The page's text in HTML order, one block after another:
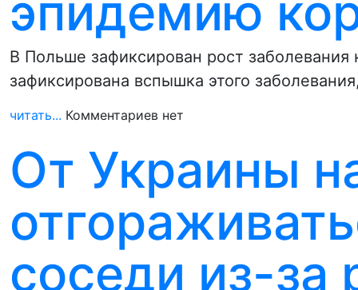
эпидемию
В Польше зафиксирован рост
зафиксирована вспышка этого
читать... Комментариев нет
От Украины
соседи из-за